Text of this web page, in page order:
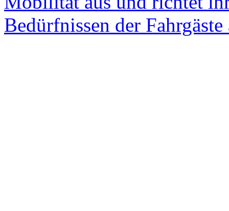
Bedürfnissen der Fahrgäste